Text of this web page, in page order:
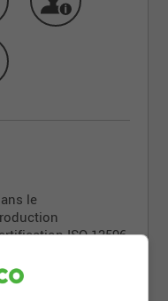
le
ISO 13596
l'entreprise parmi
de lits d'hopitaux.